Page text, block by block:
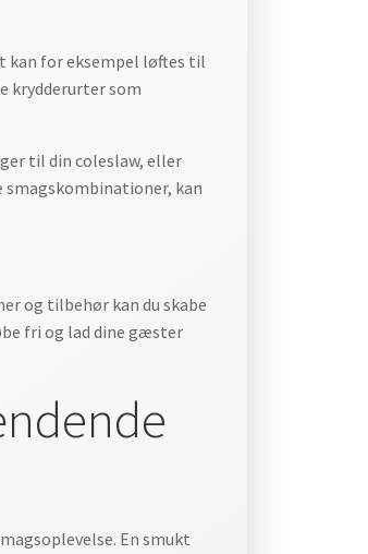
kan for eksempel løftes til
krydderurter som
til din coleslaw, eller
kan
og tilbehør kan du skabe
fri og lad dine gæster
En smukt